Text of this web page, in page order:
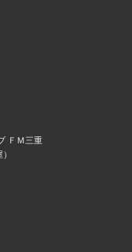
ＦＭ三重